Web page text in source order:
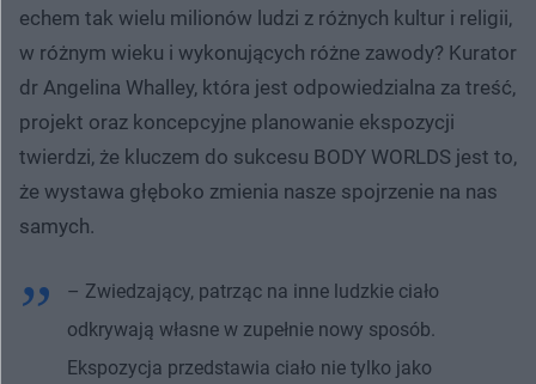
echem tak wielu milionów ludzi z różnych kultur i religii,
w różnym wieku i wykonujących różne zawody? Kurator
dr Angelina Whalley, która jest odpowiedzialna za treść,
projekt oraz koncepcyjne planowanie ekspozycji
twierdzi, że kluczem do sukcesu BODY WORLDS jest to,
że wystawa głęboko zmienia nasze spojrzenie na nas
samych.
– Zwiedzający, patrząc na inne ludzkie ciało
odkrywają własne w zupełnie nowy sposób.
Ekspozycja przedstawia ciało nie tylko jako